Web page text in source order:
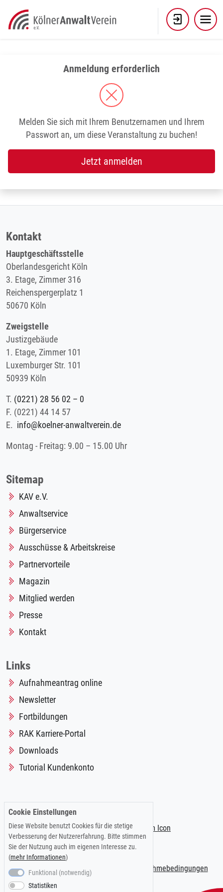
content
Anmeldung erforderlich
Melden Sie sich mit Ihrem Benutzernamen und Ihrem
Passwort an, um diese Veranstaltung zu buchen!
Jetzt anmelden
Kontakt
Hauptgeschäftsstelle
Oberlandesgericht Köln
3. Etage, Zimmer 316
Reichenspergerplatz 1
50670 Köln
Zweigstelle
Justizgebäude
1. Etage, Zimmer 101
Luxemburger Str. 101
50939 Köln
T. (0221) 28 56 02 – 0
F. (0221) 44 14 57
E. info@koelner-anwaltverein.de
Montag - Freitag: 9.00 – 15.00 Uhr
Sitemap
KAV e.V.
Anwaltservice
Bürgerservice
Ausschüsse & Arbeitskreise
Partnervorteile
Magazin
Mitglied werden
Presse
Kontakt
Links
Aufnahmeantrag online
Newsletter
Fortbildungen
RAK Karriere-Portal
Downloads
Tutorial Kundenkonto
Impressum |Datenschutzerklärung Teilnahmebedingungen
Cookie Einstellungen
Diese Website benutzt Cookies für die stetige
Verbesserung der Nutzererfahrung. Bitte stimmen
Sie der Nutzung auch im eigenen Interesse zu.
(mehr Informationen)
Funktional (notwendig)
Statistiken